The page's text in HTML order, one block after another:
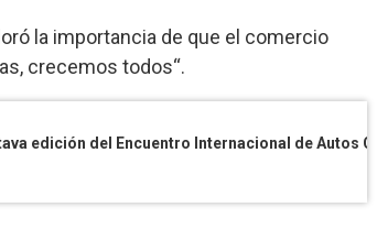
la importancia de que el comercio
crecemos todos“.